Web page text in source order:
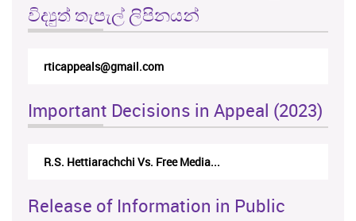
විද්‍යුත් තැපැල් ලිපිනයන්
rticappeals@gmail.com
Important Decisions in Appeal (2023)
R.S. Hettiarachchi Vs. Free Media...
Release of Information in Public